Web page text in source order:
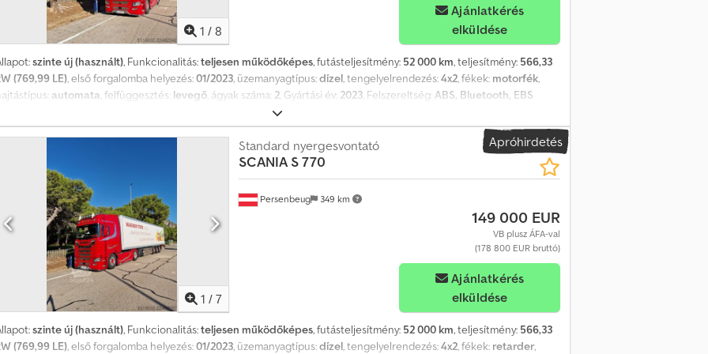
állapota kiváló.
1 / 8
Ajánlatkérés
elküldése
szinte új (használt), Funkcionalitás:teljesen működőképes, futásteljesítmény: 52 000 km, teljesítmény: 566,33
(769,99 LE) , első forgalomba helyezés:01/2023 , üzemanyagtípus:dízel , tengelyelrendezés:4x2 , fékek: motorfék
automata , felfüggesztés: levegő , ágyak száma: 2 , Gyártási év: 2023 , Felszereltség: ABS, Bluetooth, EBS
(Elektronikus fékrendszer), Tachográf, USB port, abroncsnyomás-ellenőrzés, differenciálzár, elektromos
elektromosan állítható tükör, elektronikus stabilitásprogram (ESP), emelkedőn való elindulás segítő,
fedélzeti számítógép, holttérfigyelő asszisztens, hűtőszekrény, kiegészítő fényszórók, kipörgésgátló, ködlámpák,
központi zár, légkondicionálás, légterelő, légzsák, navigációs rendszer, nem dohányzó jármű, parkolóklíma,
retarder, szervokormány, sávelytés-támogató, tempomat, állófűtés, ülésfűtés, Scania S 770, teljes felszereltség,
billentőhidraulika, újszerű állapot. Önjáró jármű. Az autó hűtőegységgel vagy anélkül is eladó. Chodpfezrdmcsx Ak Asa
Apróhirdetés
1 / 7
Persenbeug 349 km
Standard nyergesvontató
SCANIA S 770
149 000 EUR
VB plusz ÁFA-val
(178 800 EUR bruttó)
Ajánlatkérés
elküldése
szinte új (használt), Funkcionalitás:teljesen működőképes, futásteljesítmény: 52 000 km, teljesítmény: 566,33
(769,99 LE), első forgalomba helyezés:01/2023, üzemanyagtípus:dízel, tengelyelrendezés:4x2, fékek: retarder,